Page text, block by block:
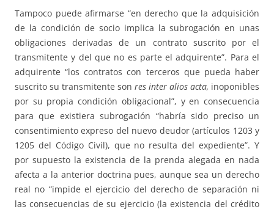
Tampoco puede afirmarse “en derecho que la adquisición
de la condición de socio implica la subrogación en unas
obligaciones derivadas de un contrato suscrito por el
transmitente y del que no es parte el adquirente”. Para el
adquirente “los contratos con terceros que pueda haber
suscrito su transmitente son res inter alios acta, inoponibles
por su propia condición obligacional”, y en consecuencia
para que existiera subrogación “habría sido preciso un
consentimiento expreso del nuevo deudor (artículos 1203 y
1205 del Código Civil), que no resulta del expediente”. Y
por supuesto la existencia de la prenda alegada en nada
afecta a la anterior doctrina pues, aunque sea un derecho
real no “impide el ejercicio del derecho de separación ni
las consecuencias de su ejercicio (la existencia del crédito